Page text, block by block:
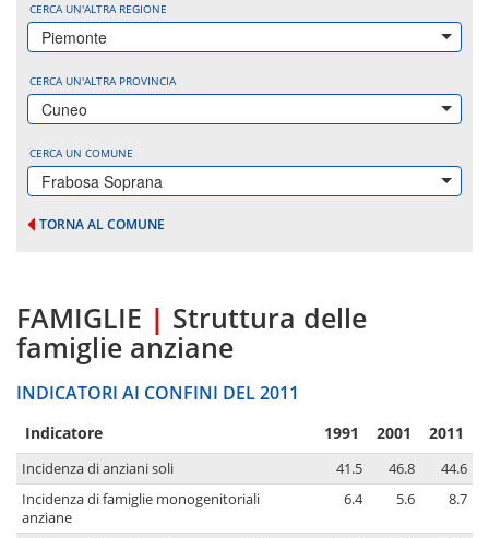
CERCA UN'ALTRA REGIONE
Piemonte
CERCA UN'ALTRA PROVINCIA
Cuneo
CERCA UN COMUNE
Frabosa Soprana
TORNA AL COMUNE
FAMIGLIE | Struttura delle
famiglie anziane
INDICATORI AI CONFINI DEL 2011
Indicatore 1991 2001 2011
Incidenza di anziani soli 41.5 46.8
44.6
Incidenza di famiglie monogenitoriali
anziane
6.4 5.6 8.7